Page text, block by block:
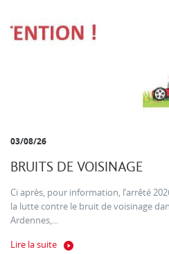
03/08/26
BRUITS DE VOISINAGE
Ci après, pour information, l’arrêté
la lutte contre le bruit de voisinage
Ardennes,...
Lire la suite